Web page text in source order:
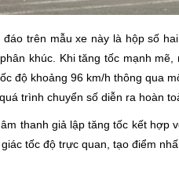
đáo trên mẫu xe này là hộp số
khúc. Khi tăng tốc mạnh
độ khoảng 96 km/h thông qua
trình chuyển số diễn ra hoàn
thanh giả lập tăng tốc kết hợp
tốc độ trực quan, tạo điểm